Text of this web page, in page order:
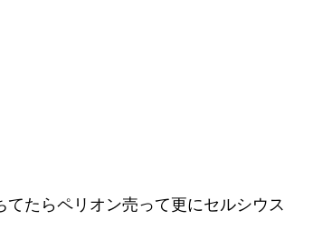
たらペリオン売って更にセルシウス